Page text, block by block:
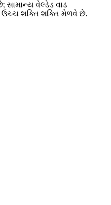
સામાન્ય વેલ્ડેડ વાડ
ઉચ્ચ શક્તિ શક્તિ મેળવે છે.